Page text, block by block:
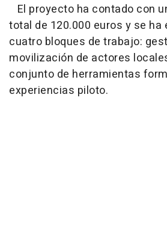
El proyecto ha contado con
total de 120.000 euros y se
cuatro bloques de trabajo:
movilización de actores
conjunto de herramientas
experiencias piloto.